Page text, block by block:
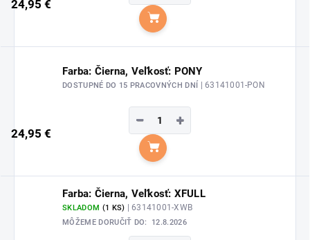
24,95 €
Do košíka
Farba: Čierna, Veľkosť: PONY
DOSTUPNÉ DO 15 PRACOVNÝCH DNÍ | 63141001-PON
24,95 €
+
−
Do košíka
Farba: Čierna, Veľkosť: XFULL
SKLADOM (1 KS) | 63141001-XWB
MÔŽEME DORUČIŤ DO: 12.8.2026